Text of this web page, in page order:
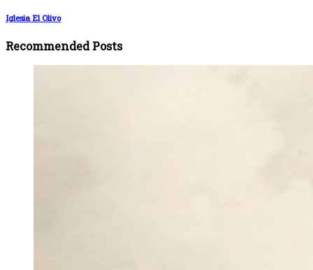
Iglesia El Olivo
Recommended Posts